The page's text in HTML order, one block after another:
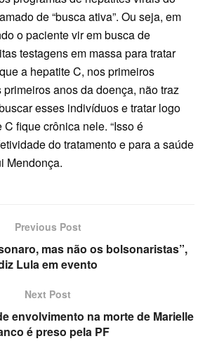
de “busca ativa”. Ou seja, em
o paciente vir em busca de
testagens em massa para tratar
a hepatite C, nos primeiros
primeiros anos da doença, não traz
esses indivíduos e tratar logo
fique crônica nele. “Isso é
do tratamento e para a saúde
Mendonça.
Previous Post
mas não os bolsonaristas”,
Lula em evento
Next Post
envolvimento na morte de Marielle
é preso pela PF